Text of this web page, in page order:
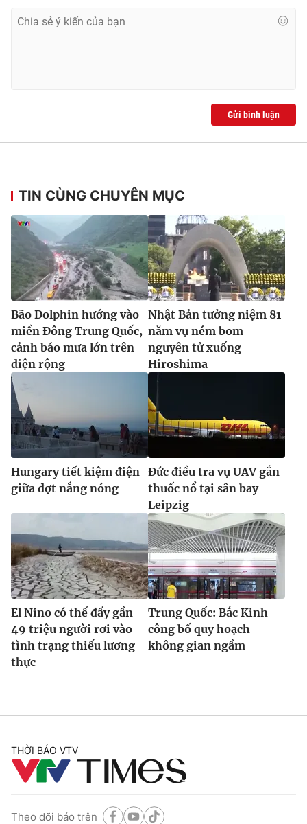
Gửi bình luận
TIN CÙNG CHUYÊN MỤC
Bão Dolphin hướng vào
miền Đông Trung Quốc,
cảnh báo mưa lớn trên
diện rộng
Nhật Bản tưởng niệm 81
năm vụ ném bom
nguyên tử xuống
Hiroshima
Hungary tiết kiệm điện
giữa đợt nắng nóng
Đức điều tra vụ UAV gắn
thuốc nổ tại sân bay
Leipzig
El Nino có thể đẩy gần
49 triệu người rơi vào
tình trạng thiếu lương
thực
Trung Quốc: Bắc Kinh
công bố quy hoạch
không gian ngầm
THỜI BÁO VTV
Theo dõi báo trên